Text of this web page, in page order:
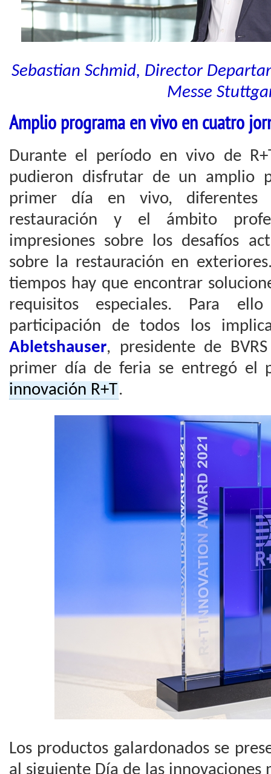
Sebastian Schmid, Director
Messe
Amplio programa en vivo en cuatro
Durante el período en vivo de
pudieron disfrutar de un amplio
primer día en vivo, diferentes
restauración y el ámbito
impresiones sobre los desafíos
sobre la restauración en
tiempos hay que encontrar
requisitos especiales. Para
participación de todos los
Abletshauser, presidente de
primer día de feria se entregó el
innovación R+T.
Los productos galardonados se
al siguiente Día de las innovaciones